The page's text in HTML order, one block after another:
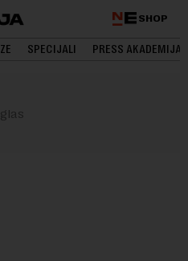
SHOP
SPECIJALI PRESS AKADEMIJA